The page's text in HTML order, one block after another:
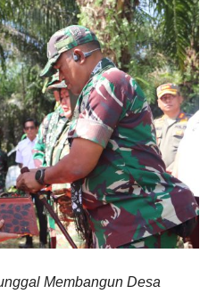
Membangun Desa